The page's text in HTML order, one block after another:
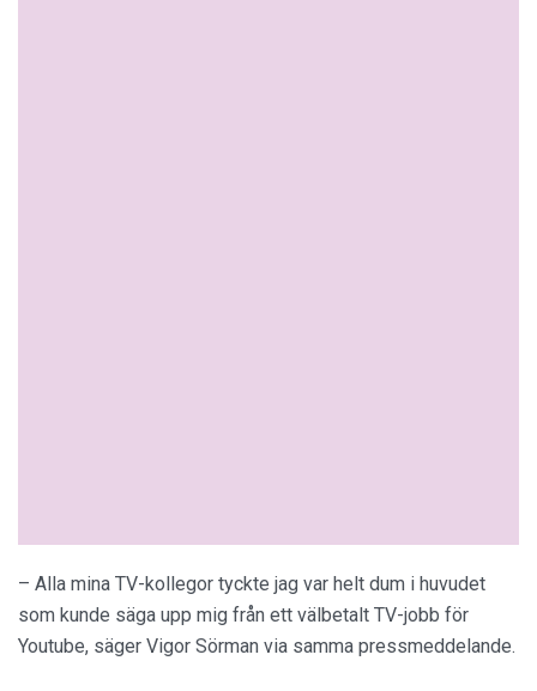
– Alla mina TV-kollegor tyckte jag var helt dum i huvudet
som kunde säga upp mig från ett välbetalt TV-jobb för
Youtube, säger Vigor Sörman via samma pressmeddelande.